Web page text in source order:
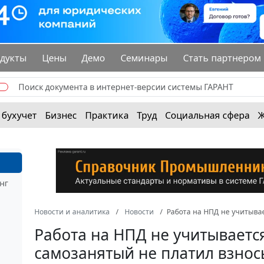
Цены Демо Семинары Стать партнером
Бизнес Практика Труд Социальная сфера
Новости и аналитика Новости Работа на НПД не
Работа на НПД не
самозанятый не платил